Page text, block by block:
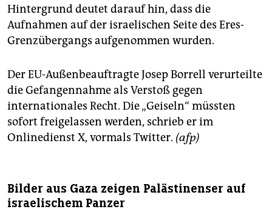
Hintergrund deutet darauf hin, dass die
Aufnahmen auf der israelischen Seite des Eres-
Grenzübergangs aufgenommen wurden.
Der EU-Außenbeauftragte Josep Borrell verurteilte
die Gefangennahme als Verstoß gegen
internationales Recht. Die „Geiseln“ müssten
sofort freigelassen werden, schrieb er im
Onlinedienst X, vormals Twitter. (afp)
Bilder aus Gaza zeigen Palästinenser auf
israelischem Panzer